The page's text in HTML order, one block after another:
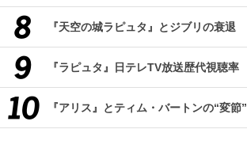
『天空の城ラピュタ』とジブリの衰退
『ラピュタ』日テレTV放送歴代視聴率
『アリス』とティム・バートンの“変節”